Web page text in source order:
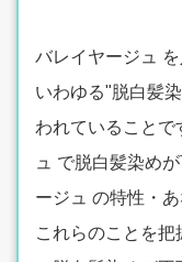
バレイヤージュ
いわゆる"脱白髪
われていることで
ュ で脱白髪染め
ージュ の特性・
これらのことを把